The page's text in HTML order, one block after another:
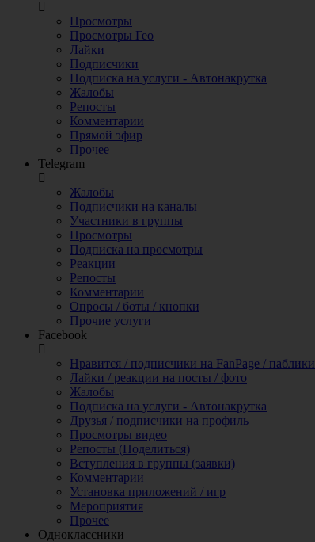
Просмотры
Просмотры Гео
Лайки
Подписчики
Подписка на услуги - Автонакрутка
Жалобы
Репосты
Комментарии
Прямой эфир
Прочее
Telegram
Жалобы
Подписчики на каналы
Участники в группы
Просмотры
Подписка на просмотры
Реакции
Репосты
Комментарии
Опросы / боты / кнопки
Прочие услуги
Facebook
Нравится / подписчики на FanPage / паблики
Лайки / реакции на посты / фото
Жалобы
Подписка на услуги - Автонакрутка
Друзья / подписчики на профиль
Просмотры видео
Репосты (Поделиться)
Вступления в группы (заявки)
Комментарии
Установка приложений / игр
Мероприятия
Прочее
Одноклассники